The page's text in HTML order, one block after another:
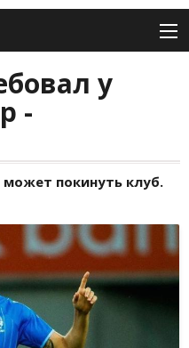
у
-
покинуть клуб.